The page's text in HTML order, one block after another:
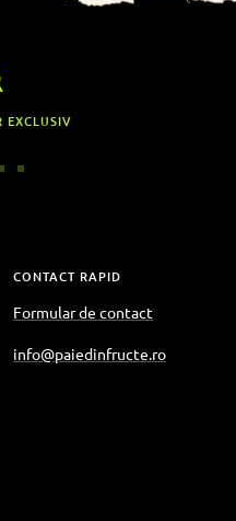
EXCLUSIV
CONTACT RAPID
Formular de contact
info@paiedinfructe.ro